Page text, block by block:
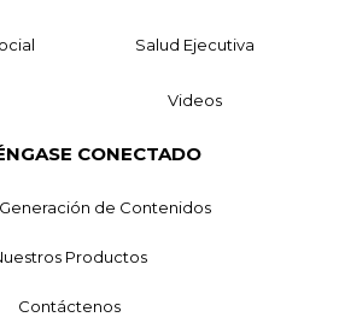
Salud Ejecutiva
Videos
CONECTADO
de Contenidos
Productos
Contáctenos